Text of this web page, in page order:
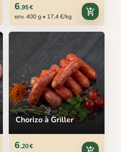
6,95 €
env. 400 g • 17,4 €/kg
add_shopping_cart
Chorizo à Griller
6,20 €